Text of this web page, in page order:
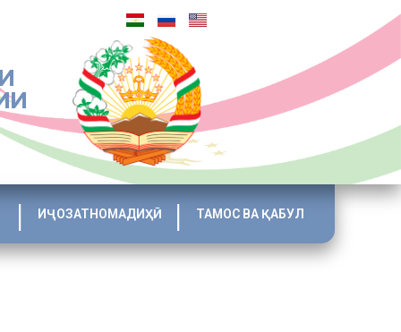
ИҶОЗАТНОМАДИҲӢ ТАМОС ВА ҚАБУЛ